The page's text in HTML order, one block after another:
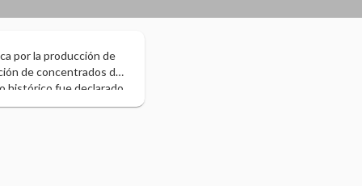
por la producción de
de concentrados de
histórico fue declarado
que alberga y sus